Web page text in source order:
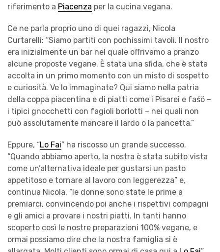
riferimento a Piacenza per la cucina vegana.
Ce ne parla proprio uno di quei ragazzi, Nicola
Curtarelli: “Siamo partiti con pochissimi tavoli. Il nostro
era inizialmente un bar nel quale offrivamo a pranzo
alcune proposte vegane. È stata una sfida, che è stata
accolta in un primo momento con un misto di sospetto
e curiosità. Ve lo immaginate? Qui siamo nella patria
della coppa piacentina e di piatti come i Pisarei e faśö –
i tipici gnocchetti con fagioli borlotti – nei quali non
può assolutamente mancare il lardo o la pancetta.”
Eppure, “Lo Fai” ha riscosso un grande successo.
“Quando abbiamo aperto, la nostra è stata subito vista
come un’alternativa ideale per gustarsi un pasto
appetitoso e tornare al lavoro con leggerezza” e,
continua Nicola, “le donne sono state le prime a
premiarci, convincendo poi anche i rispettivi compagni
e gli amici a provare i nostri piatti. In tanti hanno
scoperto così le nostre preparazioni 100% vegane, e
ormai possiamo dire che la nostra famiglia si è